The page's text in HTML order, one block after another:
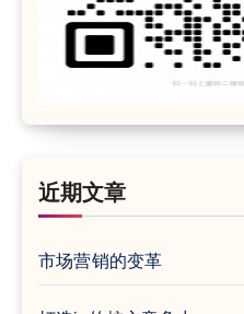
近期文章
市场营销的变革